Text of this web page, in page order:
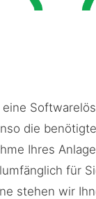
die
Ihres
für
stehen wir